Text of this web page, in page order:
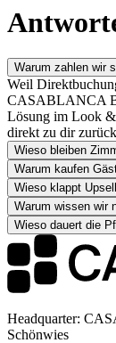
Warum zahlen wir
Weil
CASABLANCA
Lösung im Look &
direkt zu dir
Wieso bleiben
Warum kaufen
Wieso klappt
Warum wissen wir
Wieso dauert die
Headquarter:
Schönwies